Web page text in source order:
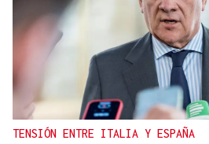
TENSIÓN ENTRE ITALIA Y ESPAÑA